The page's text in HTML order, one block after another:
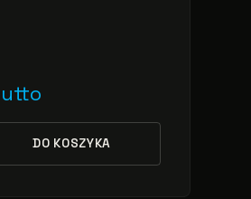
DO KOSZYKA